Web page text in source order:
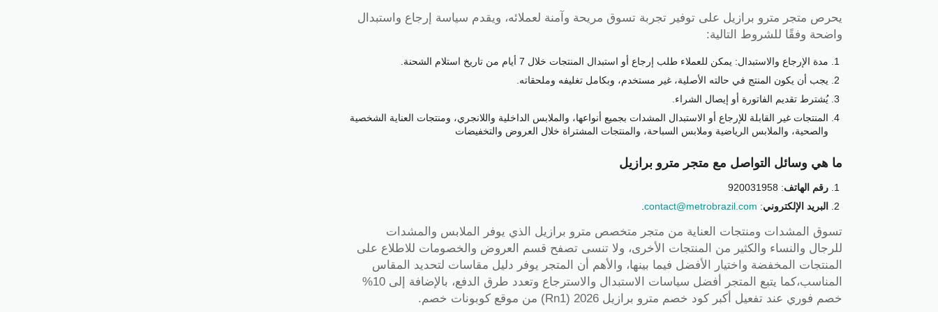
يحرص متجر مترو برازيل على توفير تجربة تسوق مريحة وآمنة لعملائه، ويقدم سياسة إرجاع واستبدال
واضحة وفقًا للشروط التالية:
مدة الإرجاع والاستبدال: يمكن للعملاء طلب إرجاع أو استبدال المنتجات خلال 7 أيام من تاريخ استلام الشحنة.
يجب أن يكون المنتج في حالته الأصلية، غير مستخدم، وبكامل تغليفه وملحقاته.
يُشترط تقديم الفاتورة أو إيصال الشراء.
المنتجات غير القابلة للإرجاع أو الاستبدال المشدات بجميع أنواعها، والملابس الداخلية واللانجري، ومنتجات العناية الشخصية
والصحية، والملابس الرياضية وملابس السباحة، والمنتجات المشتراة خلال العروض والتخفيضات
ما هي وسائل التواصل مع متجر مترو برازيل
رقم الهاتف: 920031958
البريد الإلكتروني:
contact@metrobrazil.com
.
تسوق المشدات ومنتجات العناية من متجر متخصص مترو برازيل الذي يوفر الملابس والمشدات
للرجال والنساء والكثير من المنتجات الأخرى، ولا تنسى تصفح قسم العروض والخصومات للاطلاع على
المنتجات المخفضة واختيار الأفضل فيما بينها، والأهم أن المتجر يوفر دليل مقاسات لتحديد المقاس
المناسب،كما يتبع المتجر أفضل سياسات الاستبدال والاسترجاع وتعدد طرق الدفع، بالإضافة إلى 10%
خصم فوري عند تفعيل أكبر كود خصم مترو برازيل 2026 (Rn1) من موقع كوبونات خصم.